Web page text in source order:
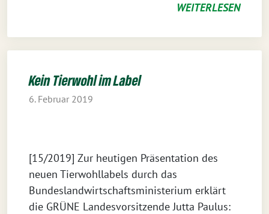
WEITERLESEN
Kein Tierwohl im Label
6. Februar 2019
[15/2019] Zur heutigen Präsentation des
neuen Tierwohllabels durch das
Bundeslandwirtschaftsministerium erklärt
die GRÜNE Landesvorsitzende Jutta Paulus: